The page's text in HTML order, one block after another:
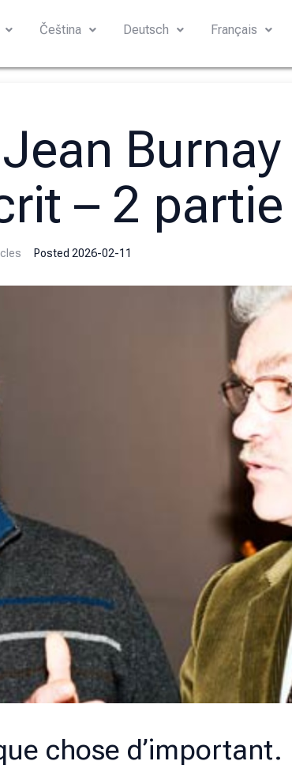
Čeština Deutsch Français
Burnay
– 2 partie
Posted 2026-02-11
chose d’important.